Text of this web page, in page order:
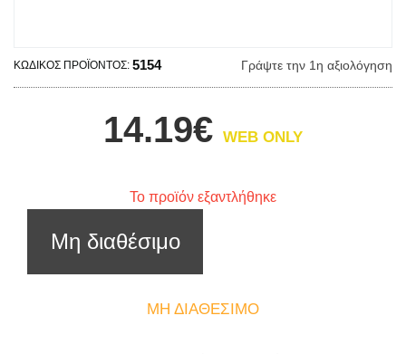
ΚΩΔΙΚΌΣ ΠΡΟΪΌΝΤΟΣ: 5154 Γράψτε την 1η αξιολόγηση
14.19€ WEB ONLY
Το προϊόν εξαντλήθηκε
Μη διαθέσιμο
ΜΗ ΔΙΑΘΈΣΙΜΟ